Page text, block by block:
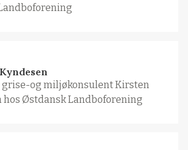
grise-og miljøkonsulent Kirsten
hos Østdansk Landboforening